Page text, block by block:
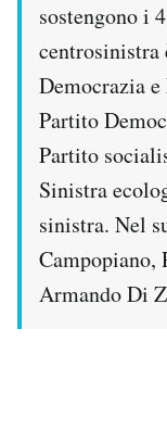
sostengono i
centrosinistra
Democrazia
Partito
Partito
Sinistra
sinistra. Nel
Armando Di